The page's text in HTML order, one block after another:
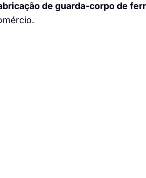
de guarda-corpo de